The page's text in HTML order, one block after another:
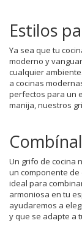
Estilos
Ya sea que tu
moderno y
cualquier
a cocinas
perfectos para un
manija, nuestros
Un grifo de cocina
un componente de
ideal para
armoniosa en tu
ayudaremos a
y que se adapte a